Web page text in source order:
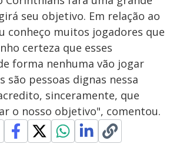
seu objetivo. Em relação ao
conheço muitos jogadores que
certeza que esses
forma nenhuma vão jogar
são pessoas dignas nessa
sinceramente, que
o nosso objetivo", comentou.